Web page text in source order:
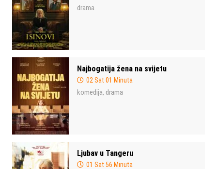
drama
Najbogatija žena na svijetu
02 Sat 01 Minuta
komedija, drama
Ljubav u Tangeru
01 Sat 56 Minuta